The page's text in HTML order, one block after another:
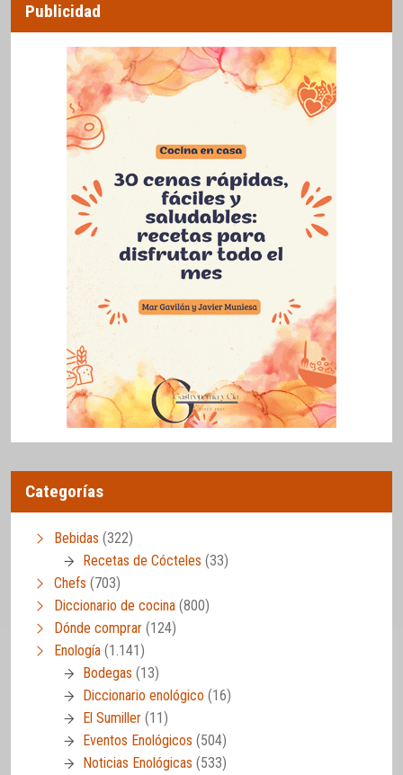
Publicidad
Categorías
Bebidas (322)
Recetas de Cócteles (33)
Chefs (703)
Diccionario de cocina (800)
Dónde comprar (124)
Enología (1.141)
Bodegas (13)
Diccionario enológico (16)
El Sumiller (11)
Eventos Enológicos (504)
Noticias Enológicas (533)